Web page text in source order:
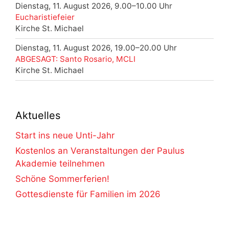
Dienstag, 11. August 2026, 9.00–10.00 Uhr
Eucharistiefeier
Kirche St. Michael
Dienstag, 11. August 2026, 19.00–20.00 Uhr
ABGESAGT: Santo Rosario, MCLI
Kirche St. Michael
Aktuelles
Start ins neue Unti-Jahr
Kostenlos an Veranstaltungen der Paulus
Akademie teilnehmen
Schöne Sommerferien!
Gottesdienste für Familien im 2026